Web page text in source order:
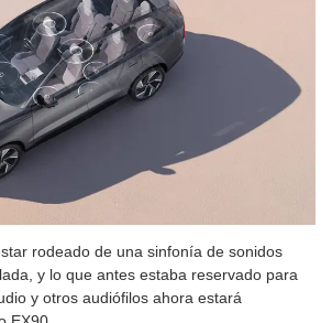
rodeado de una sinfonía de sonidos
y lo que antes estaba reservado para
y otros audiófilos ahora estará